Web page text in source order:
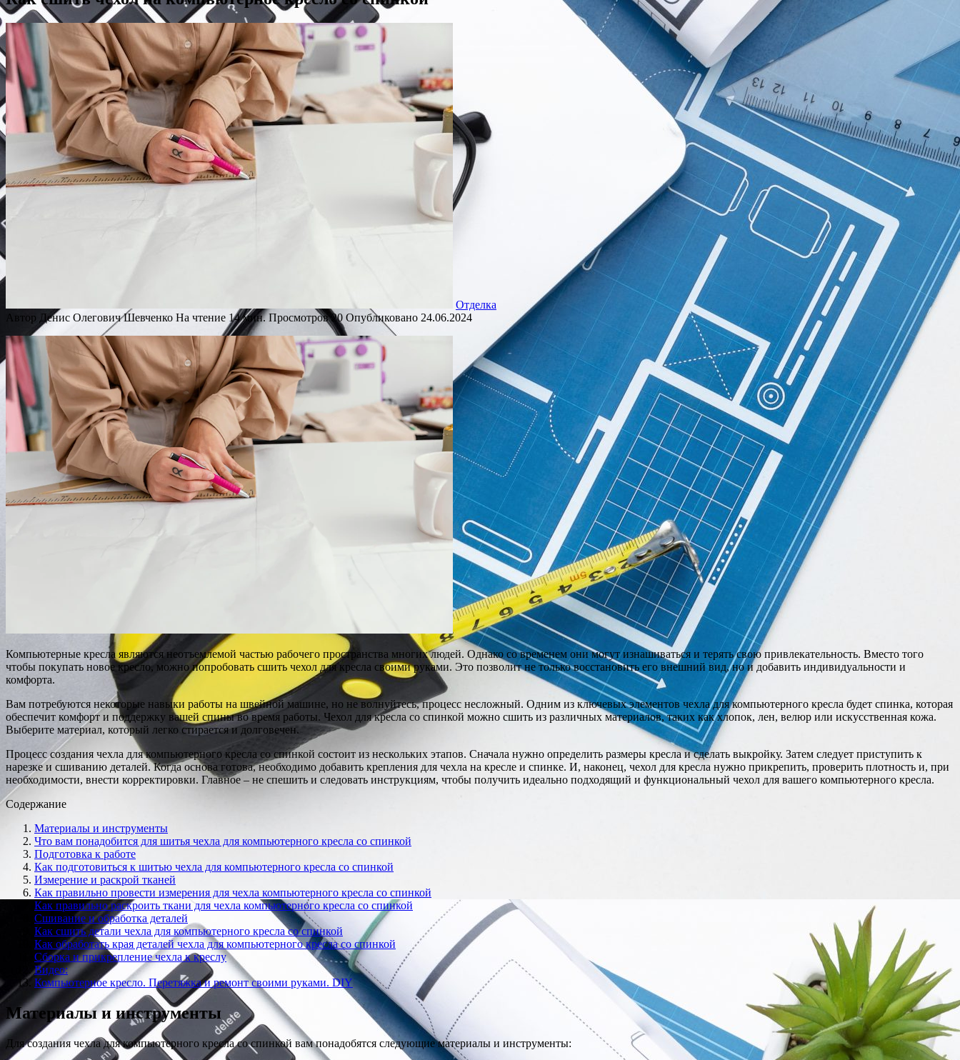
Отделка
Автор Денис Олегович Шевченко На чтение 14 мин. Просмотров 20 Опубликовано 24.06.2024
Компьютерные кресла являются неотъемлемой частью рабочего пространства многих людей. Однако со временем они могут изнашиваться и терять свою привлекательность. Вместо того
чтобы покупать новое кресло, можно попробовать сшить чехол для кресла своими руками. Это позволит не только восстановить его внешний вид, но и добавить индивидуальности и
комфорта.
Вам потребуются некоторые навыки работы на швейной машине, но не волнуйтесь, процесс несложный. Одним из ключевых элементов чехла для компьютерного кресла будет спинка, которая
обеспечит комфорт и поддержку вашей спины во время работы. Чехол для кресла со спинкой можно сшить из различных материалов, таких как хлопок, лен, велюр или искусственная кожа.
Выберите материал, который легко стирается и долговечен.
Процесс создания чехла для компьютерного кресла со спинкой состоит из нескольких этапов. Сначала нужно определить размеры кресла и сделать выкройку. Затем следует приступить к
нарезке и сшиванию деталей. Когда основа готова, необходимо добавить крепления для чехла на кресле и спинке. И, наконец, чехол для кресла нужно прикрепить, проверить плотность и, при
необходимости, внести корректировки. Главное – не спешить и следовать инструкциям, чтобы получить идеально подходящий и функциональный чехол для вашего компьютерного кресла.
Содержание
Материалы и инструменты
Что вам понадобится для шитья чехла для компьютерного кресла со спинкой
Подготовка к работе
Как подготовиться к шитью чехла для компьютерного кресла со спинкой
Измерение и раскрой тканей
Как правильно провести измерения для чехла компьютерного кресла со спинкой
Как правильно раскроить ткани для чехла компьютерного кресла со спинкой
Сшивание и обработка деталей
Как сшить детали чехла для компьютерного кресла со спинкой
Как обработать края деталей чехла для компьютерного кресла со спинкой
Сборка и прикрепление чехла к креслу
Видео:
Компьютерное кресло. Перетяжка и ремонт своими руками. DIY
Материалы и инструменты
Для создания чехла для компьютерного кресла со спинкой вам понадобятся следующие материалы и инструменты: